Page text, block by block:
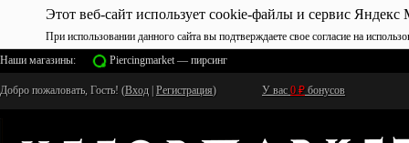
Этот веб-сайт использует cookie-файлы и сервис Яндекс
При использовании данного сайта вы подтверждаете свое согласие на
Наши магазины:
Piercingmarket — пирсинг
Добро пожаловать, Гость! (Вход Регистрация) У вас 0 ₽ бонусов